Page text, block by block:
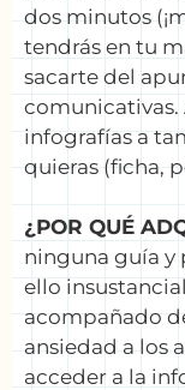
dos minutos
tendrás en tu
sacarte del
comunicativas.
infografías a
quieras (ficha,
¿POR QUÉ
ninguna guía y
ello
acompañado
ansiedad a los
acceder a la